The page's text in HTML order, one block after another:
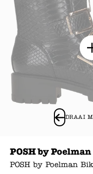
DRAAI
POSH by Poelman
POSH by Poelman